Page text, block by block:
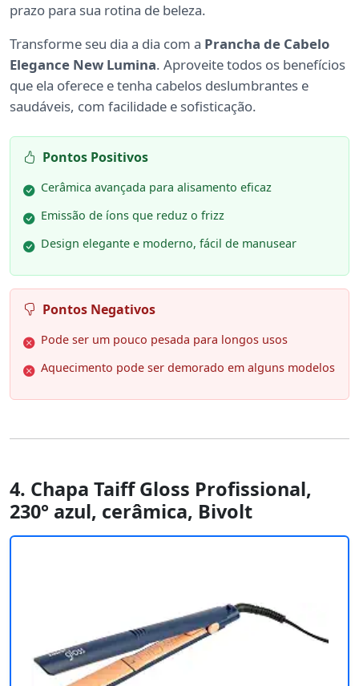
prazo para sua rotina de beleza.
Transforme seu dia a dia com a Prancha de Cabelo
Elegance New Lumina. Aproveite todos os benefícios
que ela oferece e tenha cabelos deslumbrantes e
saudáveis, com facilidade e sofisticação.
Pontos Positivos
Cerâmica avançada para alisamento eficaz
Emissão de íons que reduz o frizz
Design elegante e moderno, fácil de manusear
Pontos Negativos
Pode ser um pouco pesada para longos usos
Aquecimento pode ser demorado em alguns modelos
4. Chapa Taiff Gloss Profissional,
230° azul, cerâmica, Bivolt